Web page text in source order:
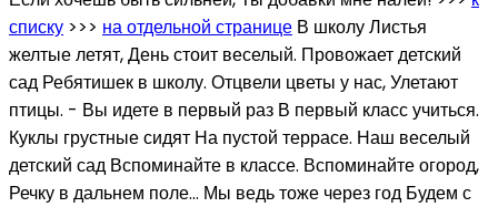
списку >>> на отдельной странице В школу Листья
желтые летят, День стоит веселый. Провожает детский
сад Ребятишек в школу. Отцвели цветы у нас, Улетают
птицы. - Вы идете в первый раз В первый класс учиться.
Куклы грустные сидят На пустой террасе. Наш веселый
детский сад Вспоминайте в классе. Вспоминайте огород,
Речку в дальнем поле… Мы ведь тоже через год Будем с